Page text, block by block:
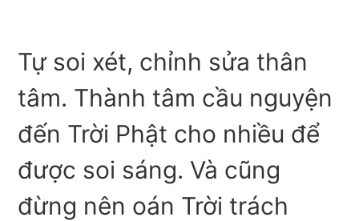
Tự soi xét, chỉnh sửa thân
tâm. Thành tâm cầu nguyện
đến Trời Phật cho nhiều để
được soi sáng. Và cũng
đừng nên oán Trời trách